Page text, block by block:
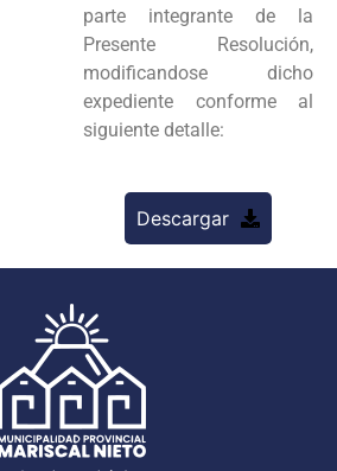
parte integrante de la
Presente Resolución,
modificandose dicho
expediente conforme al
siguiente detalle:
Descargar